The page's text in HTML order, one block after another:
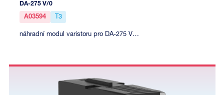
DA-275 V/0
A03594 T3
náhradní modul varistoru pro DA-275 V…